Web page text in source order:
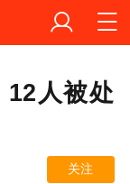
人被处
关注